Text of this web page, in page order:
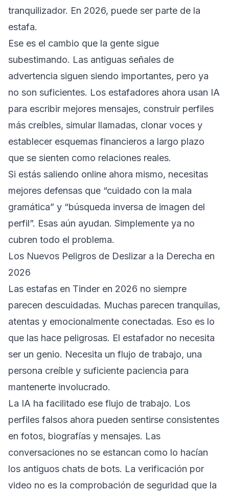
tranquilizador. En 2026, puede ser parte de la
estafa.
Ese es el cambio que la gente sigue
subestimando. Las antiguas señales de
advertencia siguen siendo importantes, pero ya
no son suficientes. Los estafadores ahora usan IA
para escribir mejores mensajes, construir perfiles
más creíbles, simular llamadas, clonar voces y
establecer esquemas financieros a largo plazo
que se sienten como relaciones reales.
Si estás saliendo online ahora mismo, necesitas
mejores defensas que “cuidado con la mala
gramática” y “búsqueda inversa de imagen del
perfil”. Esas aún ayudan. Simplemente ya no
cubren todo el problema.
Los Nuevos Peligros de Deslizar a la Derecha en
2026
Las estafas en Tinder en 2026 no siempre
parecen descuidadas. Muchas parecen tranquilas,
atentas y emocionalmente conectadas. Eso es lo
que las hace peligrosas. El estafador no necesita
ser un genio. Necesita un flujo de trabajo, una
persona creíble y suficiente paciencia para
mantenerte involucrado.
La IA ha facilitado ese flujo de trabajo. Los
perfiles falsos ahora pueden sentirse consistentes
en fotos, biografías y mensajes. Las
conversaciones no se estancan como lo hacían
los antiguos chats de bots. La verificación por
video no es la comprobación de seguridad que la